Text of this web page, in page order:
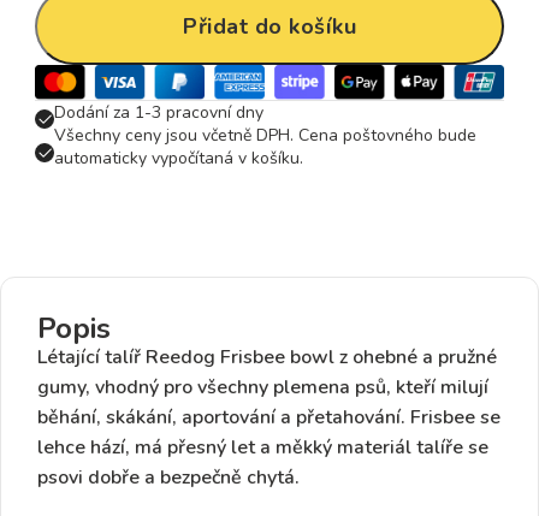
Přidat do košíku
Dodání za 1-3 pracovní dny
Všechny ceny jsou včetně DPH. Cena poštovného bude
automaticky vypočítaná v košíku.
Popis
Létající talíř Reedog Frisbee bowl z ohebné a pružné
gumy, vhodný pro všechny plemena psů, kteří milují
běhání, skákání, aportování a přetahování. Frisbee se
lehce hází, má přesný let a měkký materiál talíře se
psovi dobře a bezpečně chytá.